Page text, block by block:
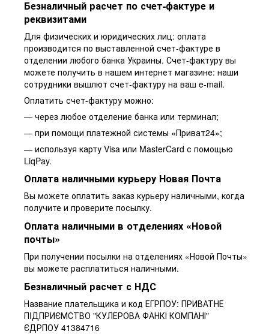
Безналичный расчет по счет-фактуре и
реквизитами
Для физических и юридических лиц: оплата
производится по выставленной счет-фактуре в
отделении любого банка Украины. Счет-фактуру вы
можете получить в нашем интернет магазине: наши
сотрудники вышлют счет-фактуру на ваш e-mail.
Оплатить счет-фактуру можно:
— через любое отделение банка или терминал;
— при помощи платежной системы «Приват24»;
— используя карту Visa или MasterCard с помощью
LiqPay.
Оплата наличными курьеру Новая Почта
Вы можете оплатить заказ курьеру наличными, когда
получите и проверите посылку.
Оплата наличными в отделениях «Новой
почты»
При получении посылки на отделениях «Новой Почты»
вы можете расплатиться наличными.
Безналичный расчет с НДС
Название плательщика и код ЕГРПОУ: ПРИВАТНЕ
ПIДПРИЄМСТВО "КУЛЕРОВА ФАНКІ КОМПАНІ"
ЄДРПОУ 41384716